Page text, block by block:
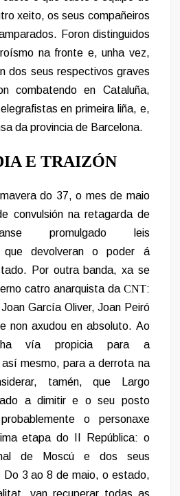
xeito, os seus compañeiros
Foron distinguidos
na fronte e, unha vez,
dos seus respectivos graves
combatendo en Cataluña,
en primeira liña, e,
da provincia de Barcelona.
E TRAIZÓN
do 37, o mes de maio
convulsión na retagarda de
promulgado leis
que devolveran o poder á
Por outra banda, xa se
catro anarquista da CNT:
García Oliver, Joan Peiró
non axudou en absoluto. Ao
vía propicia para a
mesmo, para a derrota na
tamén, que Largo
a dimitir e o seu posto
o personaxe
etapa do II República: o
de Moscú e dos seus
Do 3 ao 8 de maio, o estado,
van recuperar todas as